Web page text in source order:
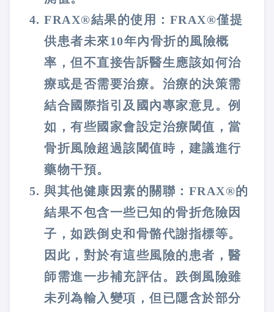
FRAX®結果的使用：FRAX®僅提
供患者未來10年內骨折的風險概
率，但不直接告訴醫生應該如何治
療或是否需要治療。治療的決策需
結合國際指引及國內專家意見。例
如，有些國家會設定治療閾值，當
骨折風險超過該閾值時，建議進行
藥物干預​。
與其他健康因素的關聯：FRAX®的
結果不包含一些已知的骨折危險因
子，如跌倒史和骨骼代謝指標等。
因此，對於有這些風險的患者，醫
師需進一步補充評估。跌倒風險雖
未列為輸入變項，但已隱含於部分